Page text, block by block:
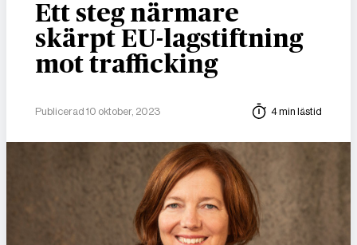
Ett steg närmare
skärpt EU-lagstiftning
mot trafficking
Publicerad 10 oktober, 2023 4 min lästid